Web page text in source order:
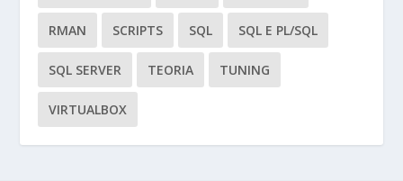
RMAN SCRIPTS SQL SQL E PL/SQL
SQL SERVER TEORIA TUNING
VIRTUALBOX